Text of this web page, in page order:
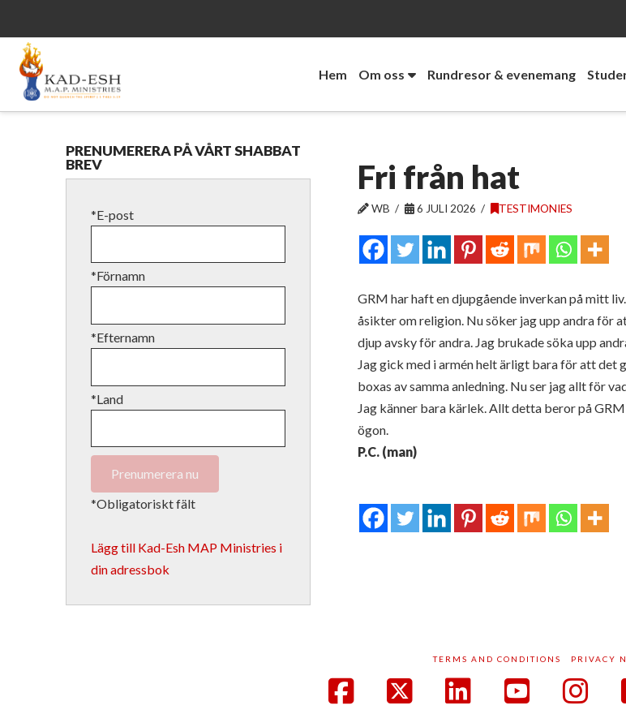
Hem Om oss Rundresor & evenemang
Fri från hat
WB 6 JULI 2026 TESTIMONIES
GRM har haft en djupgående inverkan på mitt
åsikter om religion. Nu söker jag upp andra för
djup avsky för andra. Jag brukade söka upp
Jag gick med i armén helt ärligt bara för att det
boxas av samma anledning. Nu ser jag allt för
Jag känner bara kärlek. Allt detta beror på
ögon.
P.C. (man)
PRENUMERERA PÅ VÅRT SHABBAT
BREV
*E-post
*Förnamn
*Efternamn
*Land
*Obligatoriskt fält
Lägg till Kad-Esh MAP Ministries i
din adressbok
TERMS AND CONDITIONS PRIVACY